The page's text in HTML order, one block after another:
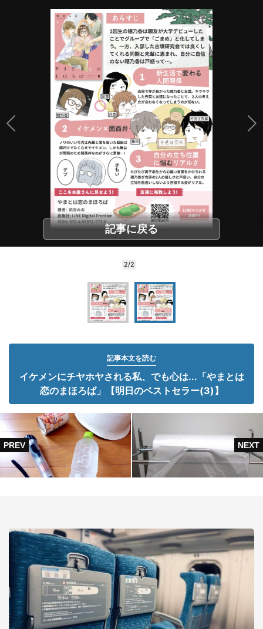
記事に戻る
2/2
記事本文を読む
イケメンにチヤホヤされる私、でも心は...「やまとは
恋のまほろば」【明日のベストセラー(3)】